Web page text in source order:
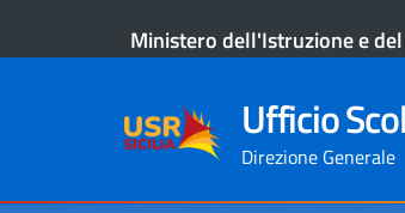
Ministero dell'Istruzione e
Ufficio
Direzione Generale